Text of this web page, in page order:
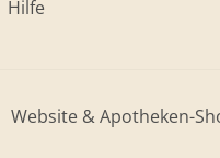
Hilfe
Website & Apotheken-